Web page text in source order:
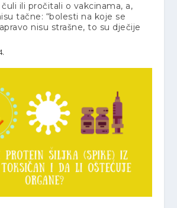
ili pročitali o vakcinama, a,
tačne: “bolesti na koje se
nisu strašne, to su dječije